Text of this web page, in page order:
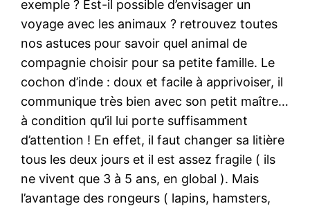
exemple ? Est-il possible d’envisager un
voyage avec les animaux ? retrouvez toutes
nos astuces pour savoir quel animal de
compagnie choisir pour sa petite famille. Le
cochon d’inde : doux et facile à apprivoiser, il
communique très bien avec son petit maître…
à condition qu’il lui porte suffisamment
d’attention ! En effet, il faut changer sa litière
tous les deux jours et il est assez fragile ( ils
ne vivent que 3 à 5 ans, en global ). Mais
l’avantage des rongeurs ( lapins, hamsters,